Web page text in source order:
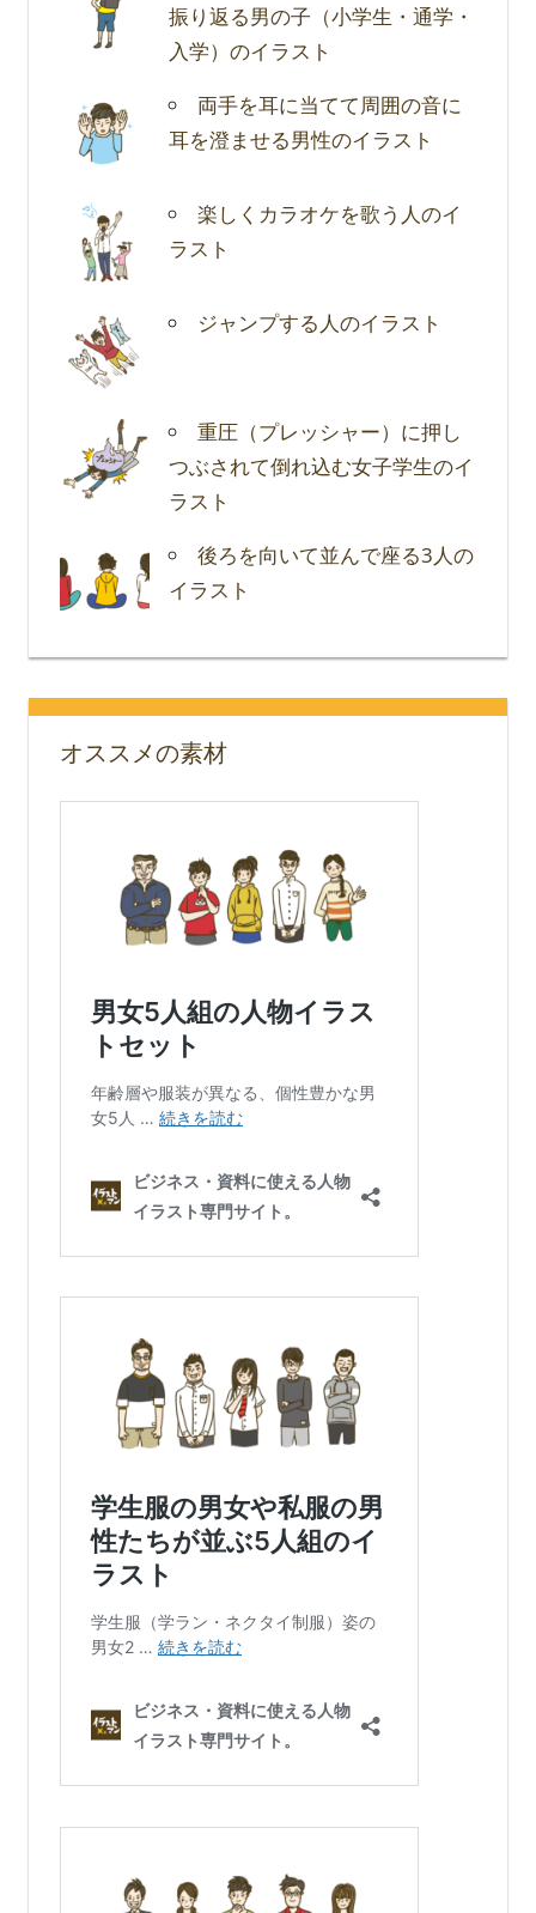
振り返る男の子（小学生・通学・
入学）のイラスト
両手を耳に当てて周囲の音に
耳を澄ませる男性のイラスト
楽しくカラオケを歌う人のイ
ラスト
ジャンプする人のイラスト
重圧（プレッシャー）に押し
つぶされて倒れ込む女子学生のイ
ラスト
後ろを向いて並んで座る3人の
イラスト
オススメの素材